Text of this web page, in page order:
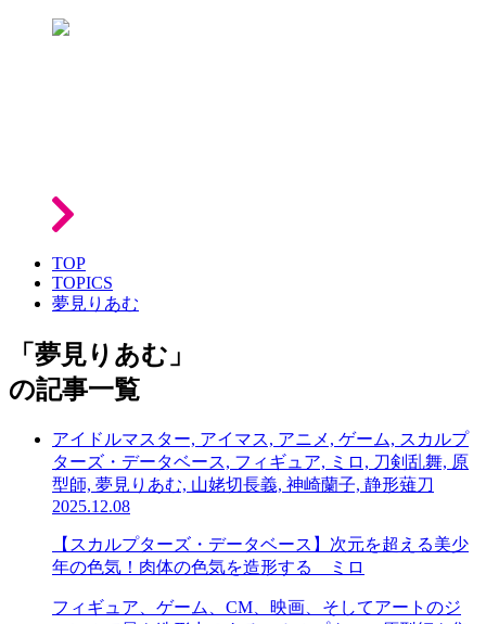
TOP
TOPICS
夢見りあむ
「 夢見りあむ 」
の記事一覧
アイドルマスター, アイマス, アニメ, ゲーム, スカルプ
ターズ・データベース, フィギュア, ミロ, 刀剣乱舞, 原
型師, 夢見りあむ, 山姥切長義, 神崎蘭子, 静形薙刀
2025.12.08
【スカルプターズ・データベース】次元を超える美少
年の色気！肉体の色気を造形する ミロ
フィギュア、ゲーム、CM、映画、そしてアートのジ